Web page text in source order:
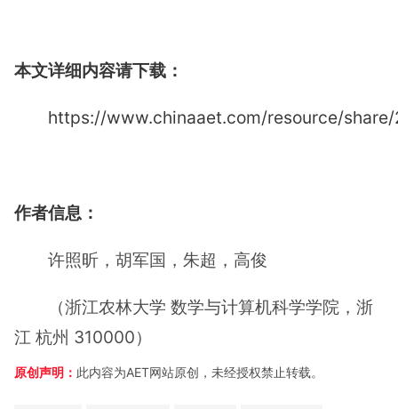
本文详细内容请下载：
https://www.chinaaet.com/resource/
作者信息：
许照昕，胡军国，朱超，高俊
（浙江农林大学 数学与计算机科学学院，浙
江 杭州 310000）
原创声明： 此内容为AET网站原创，未经授权禁止转载。